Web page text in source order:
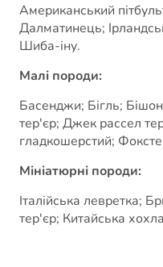
Американський
Далматинець;
Шиба-іну.
Малі породи:
Басенджи; Бігль;
тер'єр; Джек рассел
гладкошерстий;
Мініатюрні породи:
Італійська левретка;
тер'єр; Китайська